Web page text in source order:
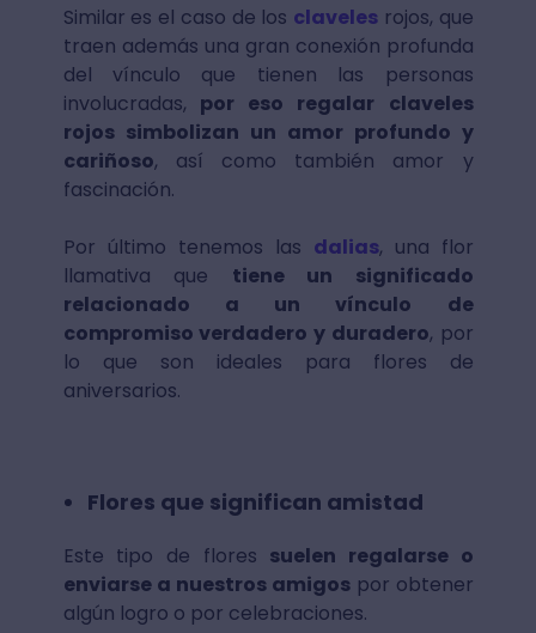
Similar es el caso de los claveles rojos, que
traen además una gran conexión profunda
del vínculo que tienen las personas
involucradas, por eso regalar claveles
rojos simbolizan un amor profundo y
cariñoso, así como también amor y
fascinación.
Por último tenemos las dalias, una flor
llamativa que tiene un significado
relacionado a un vínculo de
compromiso verdadero y duradero, por
lo que son ideales para flores de
aniversarios.
Flores que significan amistad
Este tipo de flores suelen regalarse o
enviarse a nuestros amigospor obtener
algún logro o por celebraciones.